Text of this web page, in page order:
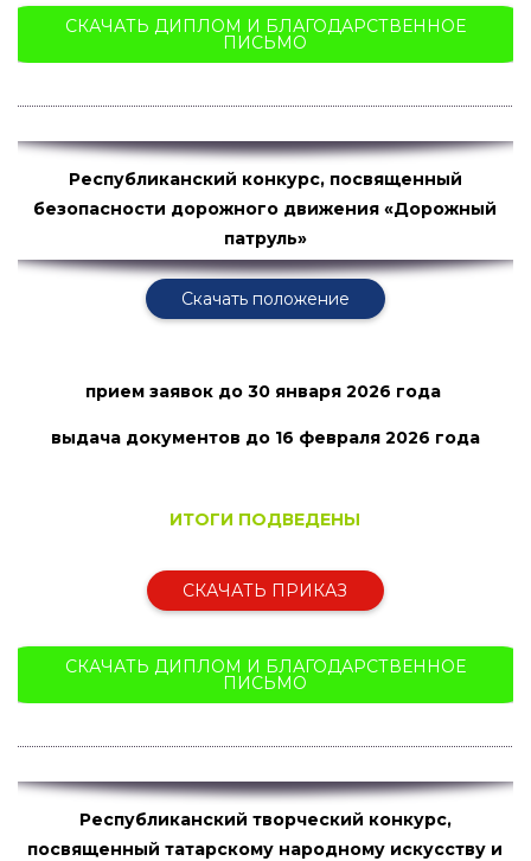
СКАЧАТЬ ДИПЛОМ И БЛАГОДАРСТВЕННОЕ
ПИСЬМО
Республиканский конкурс, посвященный
безопасности дорожного движения «Дорожный
патруль»
Скачать положение
прием заявок до 30 января 2026 года
выдача документов до 16 февраля2026 года
ИТОГИ ПОДВЕДЕНЫ
СКАЧАТЬ ПРИКАЗ
СКАЧАТЬ ДИПЛОМ И БЛАГОДАРСТВЕННОЕ
ПИСЬМО
Республиканский творческий конкурс,
посвященный татарскому народному искусству и